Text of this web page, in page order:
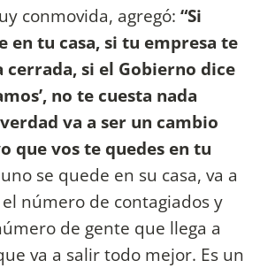
conmovida, agregó: “Si
en tu casa, si tu empresa te
cerrada, si el Gobierno dice
no te cuesta nada
va a ser un cambio
que vos te quedes en tu
se quede en su casa, va a
número de contagiados y
de gente que llega a
va a salir todo mejor. Es un